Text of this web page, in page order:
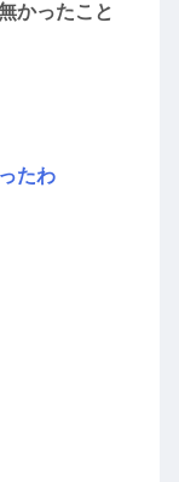
かったこと
たわ